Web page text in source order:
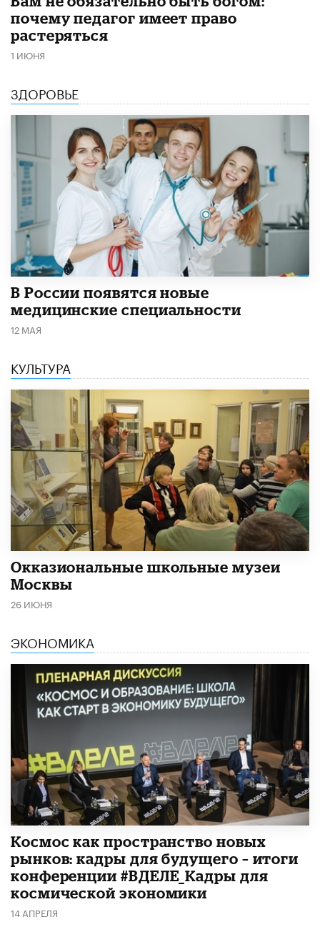
почему педагог имеет право
растеряться
1 ИЮНЯ
ЗДОРОВЬЕ
В России появятся новые
медицинские специальности
12 МАЯ
КУЛЬТУРА
​Окказиональные школьные музеи
Москвы
26 ИЮНЯ
ЭКОНОМИКА
Космос как пространство новых
рынков: кадры для будущего – итоги
конференции #ВДЕЛЕ_Кадры для
космической экономики
14 АПРЕЛЯ